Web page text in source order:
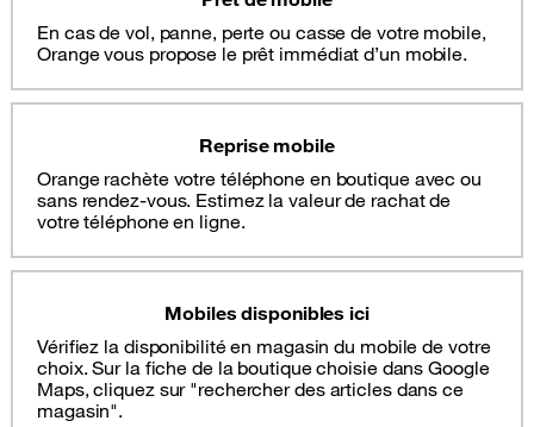
En cas de vol, panne, perte ou casse de votre mobile,
Orange vous propose le prêt immédiat d’un mobile.
Reprise mobile
Orange rachète votre téléphone en boutique avec ou
sans rendez-vous. Estimez la valeur de rachat de
votre téléphone en ligne.
Mobiles disponibles ici
Vérifiez la disponibilité en magasin du mobile de votre
choix. Sur la fiche de la boutique choisie dans Google
Maps, cliquez sur "rechercher des articles dans ce
magasin".